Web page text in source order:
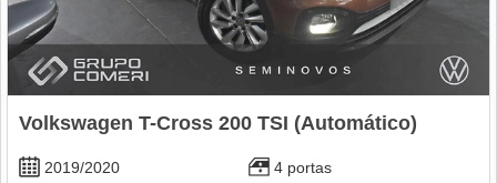
Volkswagen T-Cross 200 TSI (Automático)
2019/2020
4 portas